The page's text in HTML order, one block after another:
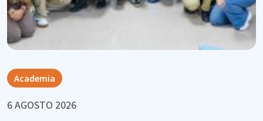
Academia
6 AGOSTO 2026